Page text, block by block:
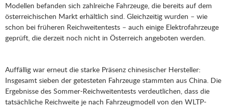
Modellen befanden sich zahlreiche Fahrzeuge, die bereits auf dem
österreichischen Markt erhältlich sind. Gleichzeitig wurden – wie
schon bei früheren Reichweitentests – auch einige Elektrofahrzeuge
geprüft, die derzeit noch nicht in Österreich angeboten werden.
Auffällig war erneut die starke Präsenz chinesischer Hersteller:
Insgesamt sieben der getesteten Fahrzeuge stammten aus China. Die
Ergebnisse des Sommer-Reichweitentests verdeutlichen, dass die
tatsächliche Reichweite je nach Fahrzeugmodell von den WLTP-